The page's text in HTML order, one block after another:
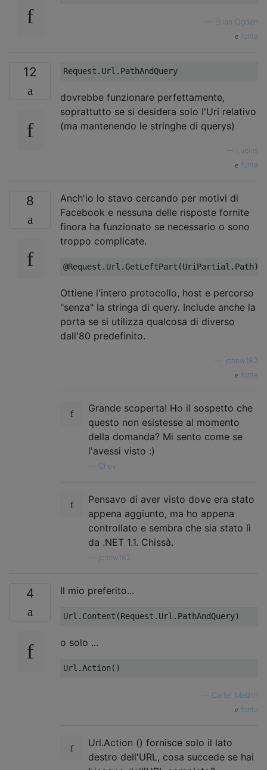
Brian Ogden
fonte
12 Request.Url.PathAndQuery
dovrebbe funzionare perfettamente,
soprattutto se si desidera solo l'Uri relativo
(ma mantenendo le stringhe di querys)
Lucius
fonte
8
Anch'io lo stavo cercando per motivi di
Facebook e nessuna delle risposte fornite
finora ha funzionato se necessario o sono
troppo complicate.
@Request . Url .GetLeftPart (UriPartial . Path)
Ottiene l'intero protocollo, host e percorso
"senza" la stringa di query. Include anche la
porta se si utilizza qualcosa di diverso
dall'80 predefinito.
johnw182
fonte
Grande scoperta! Ho il sospetto che
questo non esistesse al momento
della domanda? Mi sento come se
l'avessi visto :)
Chev,
Pensavo di aver visto dove era stato
appena aggiunto, ma ho appena
controllato e sembra che sia stato lì
da .NET 1.1. Chissà.
johnw182,
4 Il mio preferito...
Url . Content (Request . Url . PathAndQuery)
o solo ...
Url .Action ()
Carter Medlin
fonte
Url.Action () fornisce solo il lato
destro dell'URL, cosa succede se hai